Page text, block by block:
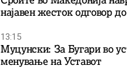
најавен жесток одговор
13:15
Муцунски: За Бугари во
менување на Уставот